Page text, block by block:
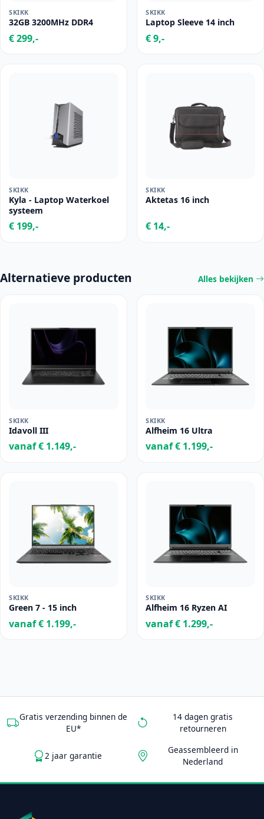
SKIKK
32GB 3200MHz DDR4
€ 299,-
SKIKK
Laptop Sleeve 14 inch
€ 9,-
SKIKK
Kyla - Laptop Waterkoel
systeem
€ 199,-
SKIKK
Aktetas 16 inch
€ 14,-
Alternatieve producten Alles bekijken
SKIKK
Idavoll III
vanaf € 1.149,-
SKIKK
Alfheim 16 Ultra
vanaf € 1.199,-
SKIKK
Green 7 - 15 inch
vanaf € 1.199,-
SKIKK
Alfheim 16 Ryzen AI
vanaf € 1.299,-
Gratis verzending binnen de
EU*
14 dagen gratis
retourneren
2 jaar garantie
Geassembleerd in
Nederland